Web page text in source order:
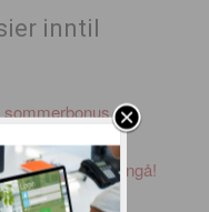
inntil
på
Dette må du unngå!
vindusvisker